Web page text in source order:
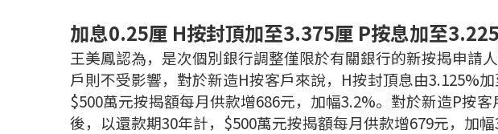
加息0.25厘 H按封頂加至3.375厘 P按息加至
王美鳳認為，是次個別銀行調整僅限於有關銀行的新按揭申請
戶則不受影響，對於新造H按客戶來說，H按封頂息由3.125%加
$500萬元按揭額每月供款增686元，加幅3.2%。對於新造P按
後，以還款期30年計，$500萬元按揭額每月供款增679元，加